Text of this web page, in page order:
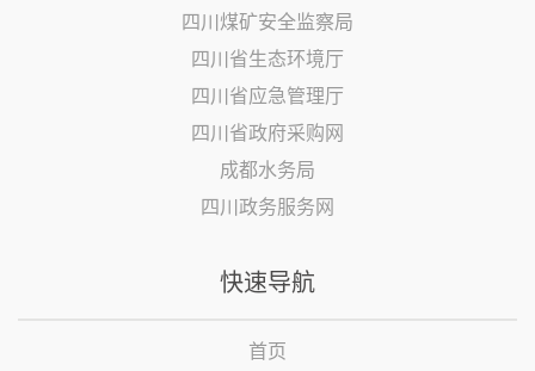
四川煤矿安全监察局
四川省生态环境厅
四川省应急管理厅
四川省政府采购网
成都水务局
四川政务服务网
快速导航
首页